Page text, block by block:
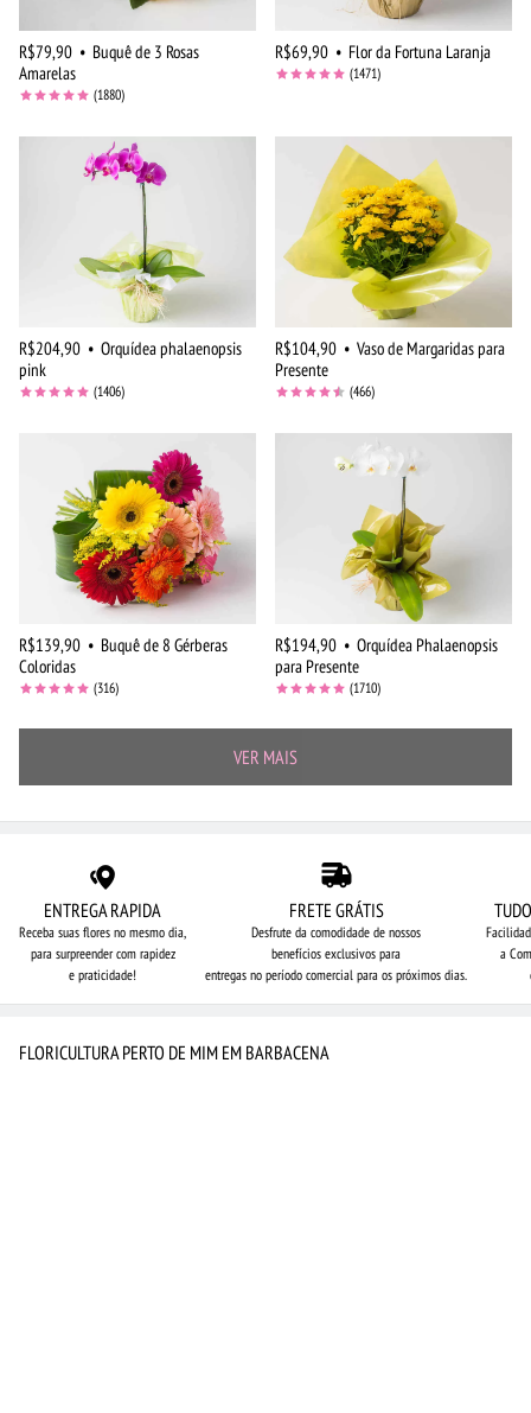
R$79,90 • Buquê de 3 Rosas
Amarelas
(1880)
R$69,90 • Flor da Fortuna Laranja
(1471)
R$204,90 • Orquídea phalaenopsis
pink
(1406)
R$104,90 • Vaso de Margaridas para
Presente
(466)
R$139,90 • Buquê de 8 Gérberas
Coloridas
(316)
R$194,90 • Orquídea Phalaenopsis
para Presente
(1710)
VER MAIS
ENTREGA RAPIDA
Receba suas flores no mesmo dia,
para surpreender com rapidez
e praticidade!
FRETE GRÁTIS
Desfrute da comodidade de nossos
benefícios exclusivos para
entregas no período comercial para os próximos dias.
a
FLORICULTURA PERTO DE MIM EM BARBACENA